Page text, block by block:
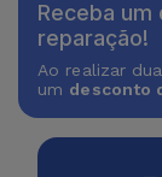
Receba
reparação!
Ao realizar
um desconto